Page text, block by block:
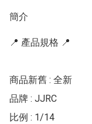
簡介
📍 產品規格 📍
商品新舊 : 全新
品牌 : JJRC
比例 : 1/14